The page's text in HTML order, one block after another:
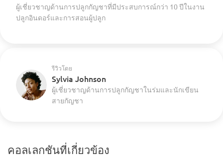
ผู้เชี่ยวชาญด้านการปลูกกัญชาที่มีประสบการณ์กว่า 10 ปีในงาน
ปลูกอินดอร์และการสอนผู้ปลูก
รีวิวโดย
Sylvia Johnson
ผู้เชี่ยวชาญด้านการปลูกกัญชาในร่มและนักเขียน
สายกัญชา
คอลเลกชันที่เกี่ยวข้อง